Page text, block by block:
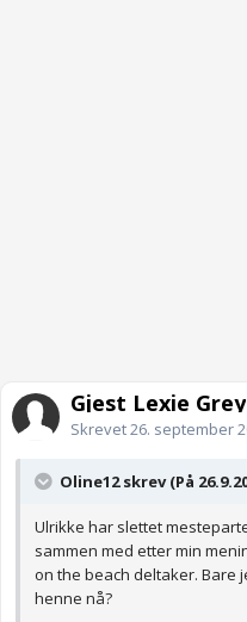
Gjest Lexie Grey
Skrevet26. september
Oline12 skrev (På
Ulrikke har slettet
sammen med etter min
on the beach deltaker. Bare
henne nå?